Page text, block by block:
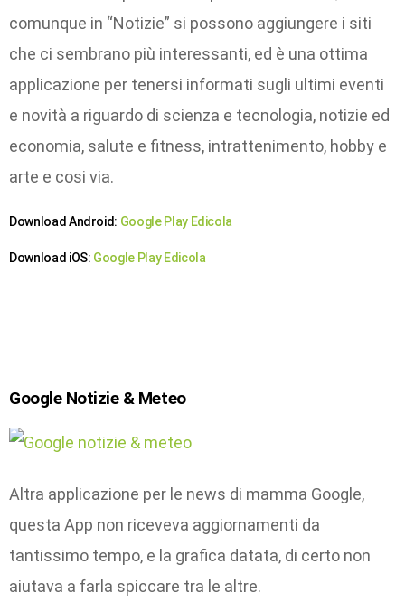
comunque in “Notizie” si possono aggiungere i siti
che ci sembrano più interessanti, ed è una ottima
applicazione per tenersi informati sugli ultimi eventi
e novità a riguardo di scienza e tecnologia, notizie ed
economia, salute e fitness, intrattenimento, hobby e
arte e cosi via.
Download Android: Google Play Edicola
Download iOS: Google Play Edicola
Google Notizie & Meteo
Altra applicazione per le news di mamma Google,
questa App non riceveva aggiornamenti da
tantissimo tempo, e la grafica datata, di certo non
aiutava a farla spiccare tra le altre.